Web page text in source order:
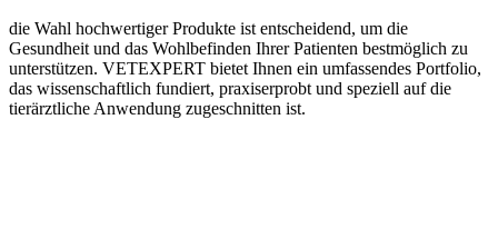
die Wahl hochwertiger Produkte ist entscheidend, um die
Gesundheit und das Wohlbefinden Ihrer Patienten bestmöglich zu
unterstützen. VETEXPERT bietet Ihnen ein umfassendes Portfolio,
das wissenschaftlich fundiert, praxiserprobt und speziell auf die
tierärztliche Anwendung zugeschnitten ist.